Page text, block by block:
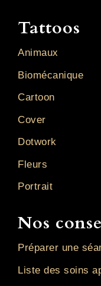
Tattoos
Animaux
Biomécanique
Cartoon
Cover
Dotwork
Fleurs
Portrait
Nos
Préparer une
Liste des soins